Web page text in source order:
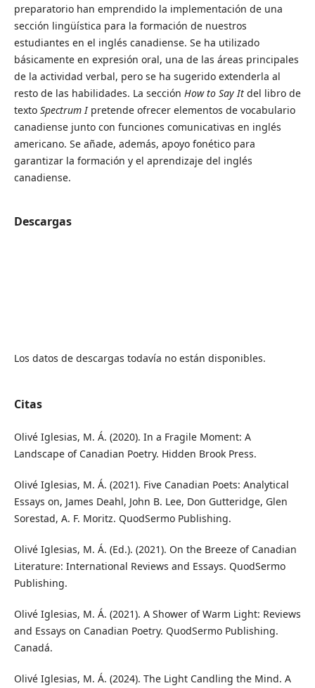
preparatorio han emprendido la implementación de una
sección lingüística para la formación de nuestros
estudiantes en el inglés canadiense. Se ha utilizado
básicamente en expresión oral, una de las áreas principales
de la actividad verbal, pero se ha sugerido extenderla al
resto de las habilidades. La sección How to Say Itdel libro de
texto Spectrum Ipretende ofrecer elementos de vocabulario
canadiense junto con funciones comunicativas en inglés
americano. Se añade, además, apoyo fonético para
garantizar la formación y el aprendizaje del inglés
canadiense.
Descargas
Los datos de descargas todavía no están disponibles.
Citas
Olivé Iglesias, M. Á. (2020). In a Fragile Moment: A
Landscape of Canadian Poetry. Hidden Brook Press.
Olivé Iglesias, M. Á. (2021). Five Canadian Poets: Analytical
Essays on, James Deahl, John B. Lee, Don Gutteridge, Glen
Sorestad, A. F. Moritz. QuodSermo Publishing.
Olivé Iglesias, M. Á. (Ed.). (2021). On the Breeze of Canadian
Literature: International Reviews and Essays. QuodSermo
Publishing.
Olivé Iglesias, M. Á. (2021). A Shower of Warm Light: Reviews
and Essays on Canadian Poetry. QuodSermo Publishing.
Canadá.
Olivé Iglesias, M. Á. (2024). The Light Candling the Mind. A